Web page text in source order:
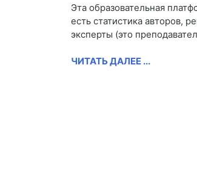
Эта образовательная
есть статистика авторов,
эксперты (это
ЧИТАТЬ ДАЛЕЕ ...